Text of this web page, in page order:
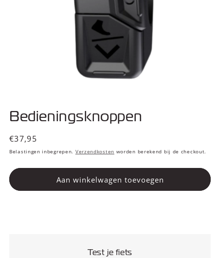
openen
in
Bedieningsknoppen
Normale
prijs
€37,95
Belastingen inbegrepen. Verzendkosten worden berekend bij de checkout.
Aan winkelwagen toevoegen
Test je fiets